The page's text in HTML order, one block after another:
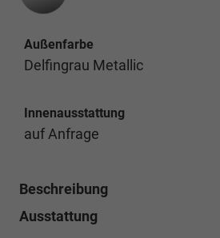
Außenfarbe
Delfingrau Metallic
Innenausstattung
auf Anfrage
Beschreibung
Ausstattung